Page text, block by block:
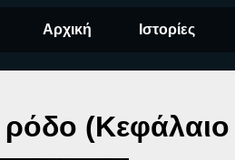
Αρχική Ιστορίες
(Κεφάλαιο